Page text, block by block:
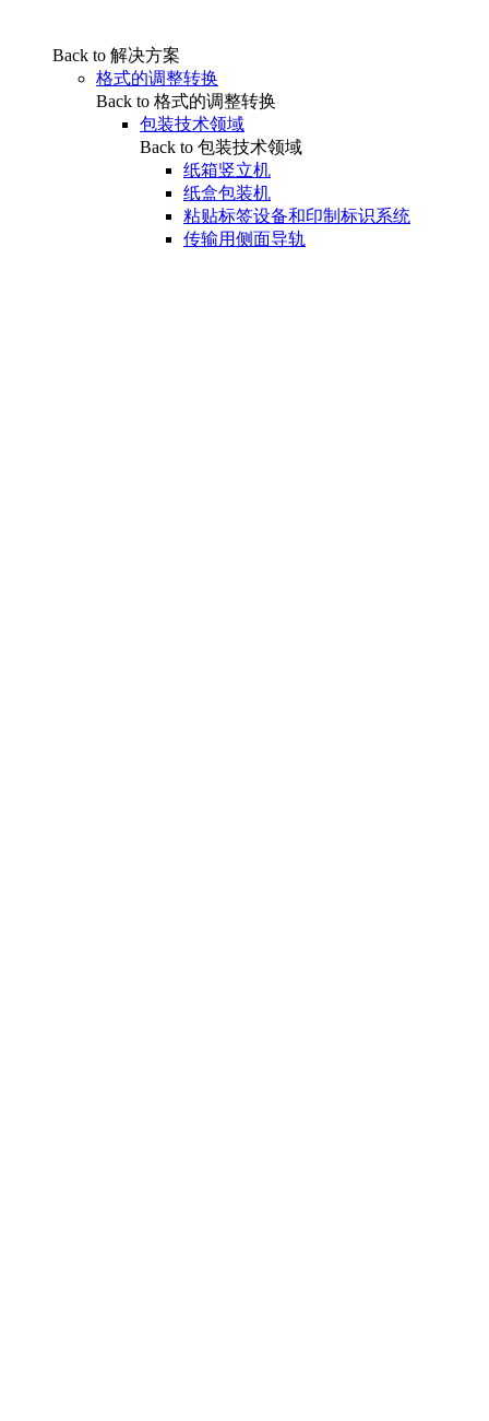
Back to 解决方案
格式的调整转换
Back to 格式的调整转换
包装技术领域
Back to 包装技术领域
纸箱竖立机
纸盒包装机
粘贴标签设备和印制标识系统
传输用侧面导轨